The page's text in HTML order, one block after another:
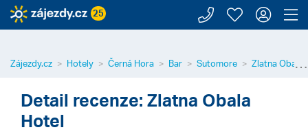
25 Zavolejte
Moje
⋯
Zájezdy.cz Hotely Černá Hora Bar Sutomore Zlatna Obala
Detail recenze: Zlatna Obala
Hotel